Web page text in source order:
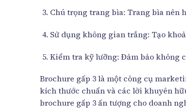
Chú trọng trang bìa: Trang bìa nên
Sử dụng không gian trắng: Tạo
Kiểm tra kỹ lưỡng: Đảm bảo không
Brochure gấp 3 là một công cụ
kích thước chuẩn và các lời khuyên
brochure gấp 3 ấn tượng cho doanh